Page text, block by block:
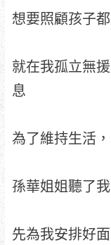
想要照顧孩子
就在我孤立無
息
為了維持生活
孫華姐姐聽了
先為我安排好